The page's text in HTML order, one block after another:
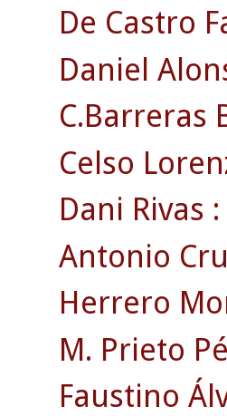
De Castro
Daniel
C.Barreras
Celso
Dani Rivas
Antonio
Herrero
M. Prieto
Faustino